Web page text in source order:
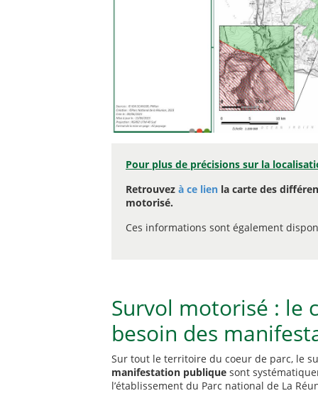
Pour plus de précisions sur la
Retrouvez à ce lien la carte des
motorisé.
Ces informations sont également
Survol motorisé : le
besoin des
Sur tout le territoire du coeur de parc, le
manifestation publique sont
l’établissement du Parc national de La